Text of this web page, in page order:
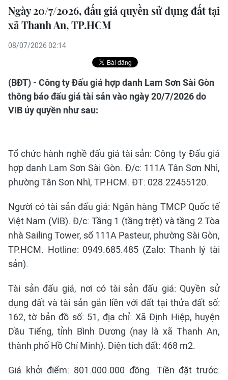
Ngày 20/7/2026, đấu giá quyền sử dụng đất tại
xã Thanh An, TP.HCM
08/07/2026 02:14
(BĐT) - Công ty Đấu giá hợp danh Lam Sơn Sài Gòn
thông báo đấu giá tài sản vào ngày 20/7/2026 do
VIB ủy quyền như sau:
Tổ chức hành nghề đấu giá tài sản: Công ty Đấu giá
hợp danh Lam Sơn Sài Gòn. Đ/c: 111A Tân Sơn Nhì,
phường Tân Sơn Nhì, TP.HCM. ĐT: 028.22455120.
Người có tài sản đấu giá: Ngân hàng TMCP Quốc tế
Việt Nam (VIB). Đ/c: Tầng 1 (tầng trệt) và tầng 2 Tòa
nhà Sailing Tower, số 111A Pasteur, phường Sài Gòn,
TP.HCM. Hotline: 0949.685.485 (Zalo: Thanh lý tài
sản).
Tài sản đấu giá, nơi có tài sản đấu giá: Quyền sử
dụng đất và tài sản gắn liền với đất tại thửa đất số:
162, tờ bản đồ số: 51, địa chỉ: Xã Định Hiệp, huyện
Dầu Tiếng, tỉnh Bình Dương (nay là xã Thanh An,
thành phố Hồ Chí Minh). Diện tích đất: 468 m2.
Giá khởi điểm: 801.000.000 đồng. Tiền đặt trước: